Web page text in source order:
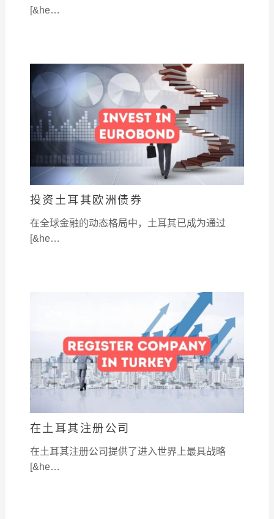
[&he…
投资土耳其欧洲债券
在全球金融的动态格局中，土耳其已成为通过
[&he…
在土耳其注册公司
在土耳其注册公司提供了进入世界上最具战略
[&he…